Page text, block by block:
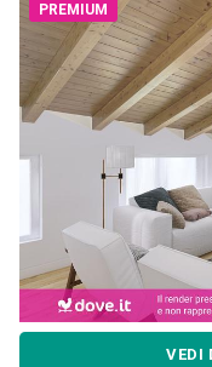
PREMIUM
VEDI